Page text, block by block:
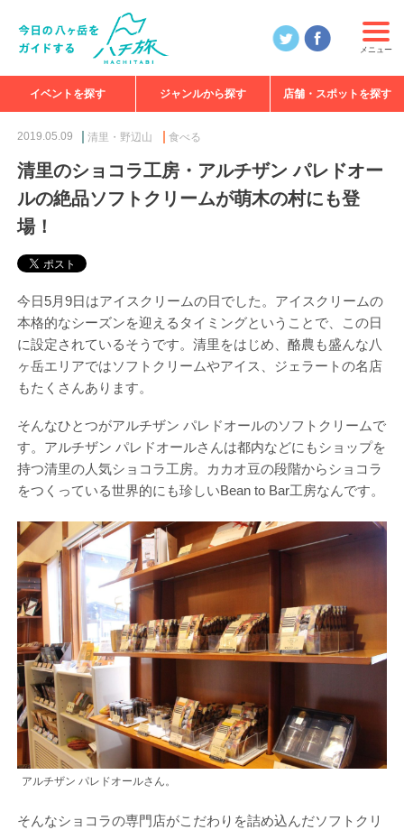
メニュー
イベントを探す ジャンルから探す 店舗・スポットを探す
2019.05.09 清里・野辺山 食べる
清里のショコラ工房・アルチザン パレドオー
ルの絶品ソフトクリームが萌木の村にも登
場！
今日5月9日はアイスクリームの日でした。アイスクリームの
本格的なシーズンを迎えるタイミングということで、この日
に設定されているそうです。清里をはじめ、酪農も盛んな八
ヶ岳エリアではソフトクリームやアイス、ジェラートの名店
もたくさんあります。
そんなひとつがアルチザン パレドオールのソフトクリームで
す。アルチザン パレドオールさんは都内などにもショップを
持つ清里の人気ショコラ工房。カカオ豆の段階からショコラ
をつくっている世界的にも珍しいBean to Bar工房なんです。
アルチザン パレドオールさん。
そんなショコラの専門店がこだわりを詰め込んだソフトクリ